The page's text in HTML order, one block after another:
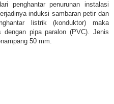
penghantar penurunan instalasi
induksi sambaran petir dan
listrik (konduktor) maka
pipa paralon (PVC). Jenis
50 mm.